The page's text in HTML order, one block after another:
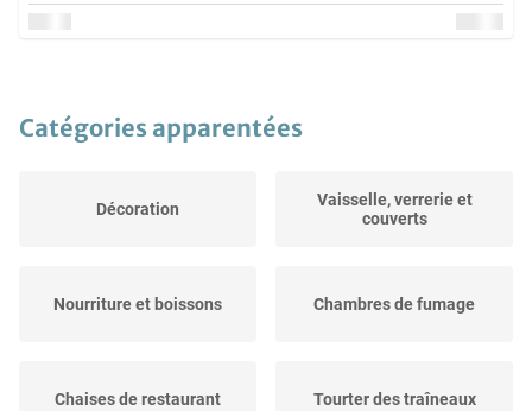
Catégories apparentées
Décoration
Vaisselle, verrerie et
couverts
Nourriture et boissons Chambres de fumage
Chaises de restaurant Tourter des traîneaux